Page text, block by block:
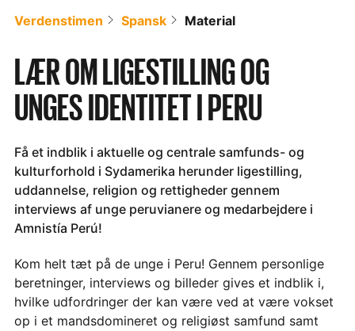
Verdenstimen Spansk Material
LÆR OM LIGESTILLING OG
UNGES IDENTITET I PERU
Få et indblik i aktuelle og centrale samfunds- og
kulturforhold i Sydamerika herunder ligestilling,
uddannelse, religion og rettigheder gennem
interviews af unge peruvianere og medarbejdere i
Amnistía Perú!
Kom helt tæt på de unge i Peru! Gennem personlige
beretninger, interviews og billeder gives et indblik i,
hvilke udfordringer der kan være ved at være vokset
op i et mandsdomineret og religiøst samfund samt